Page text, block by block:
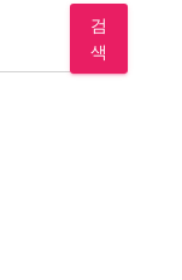
검
색